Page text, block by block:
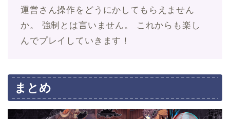
運営さん操作をどうにかしてもらえません
か。 強制とは言いません。 これからも楽し
んでプレイしていきます！
まとめ